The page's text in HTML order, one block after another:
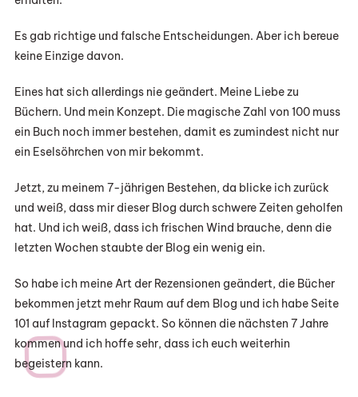
Es gab richtige und falsche Entscheidungen. Aber ich bereue
keine Einzige davon.
Eines hat sich allerdings nie geändert. Meine Liebe zu
Büchern. Und mein Konzept. Die magische Zahl von 100 muss
ein Buch noch immer bestehen, damit es zumindest nicht nur
ein Eselsöhrchen von mir bekommt.
Jetzt, zu meinem 7-jährigen Bestehen, da blicke ich zurück
und weiß, dass mir dieser Blog durch schwere Zeiten geholfen
hat. Und ich weiß, dass ich frischen Wind brauche, denn die
letzten Wochen staubte der Blog ein wenig ein.
So habe ich meine Art der Rezensionen geändert, die Bücher
bekommen jetzt mehr Raum auf dem Blog und ich habe Seite
101 auf Instagram gepackt. So können die nächsten 7 Jahre
kommen und ich hoffe sehr, dass ich euch weiterhin
begeistern kann.